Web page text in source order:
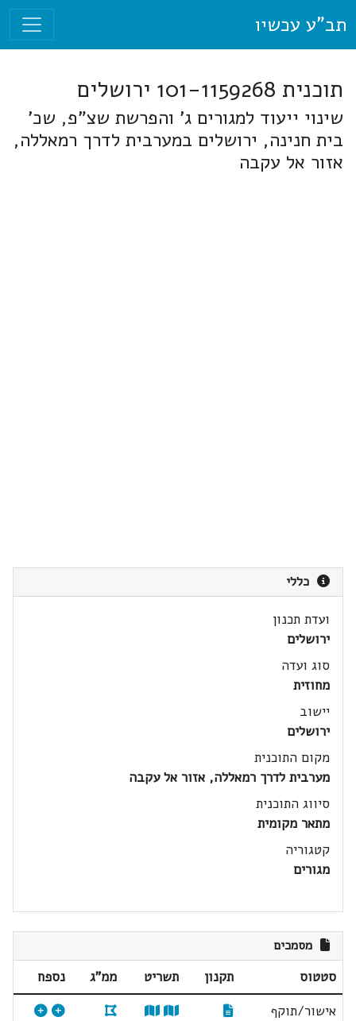
תב"ע עכשיו
תוכנית 101-1159268 ירושלים
שינוי ייעוד למגורים ג' והפרשת שצ"פ, שכ'
בית חנינה, ירושלים במערבית לדרך רמאללה,
אזור אל עקבה
כללי
ועדת תכנון
ירושלים
סוג ועדה
מחוזית
יישוב
ירושלים
מקום התוכנית
מערבית לדרך רמאללה, אזור אל עקבה
סיווג התוכנית
מתאר מקומית
קטגוריה
מגורים
מסמכים
סטטוס תקנון תשריט ממ"ג
נספח
אישור/תוקף